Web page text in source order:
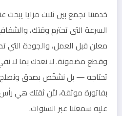
خدمتنا تجمع بين ثلاث مزايا
السرعة التي تحترم وقتك،
معلن قبل العمل، والجودة التي
وقطع مضمونة. لا نعدك بما لا نفي
تحتاجه — بل نشخّص بصدق ونصلح
بفاتورة موثقة، لأن ثقتك هي رأس
عليه سمعتنا عبر السنوات.